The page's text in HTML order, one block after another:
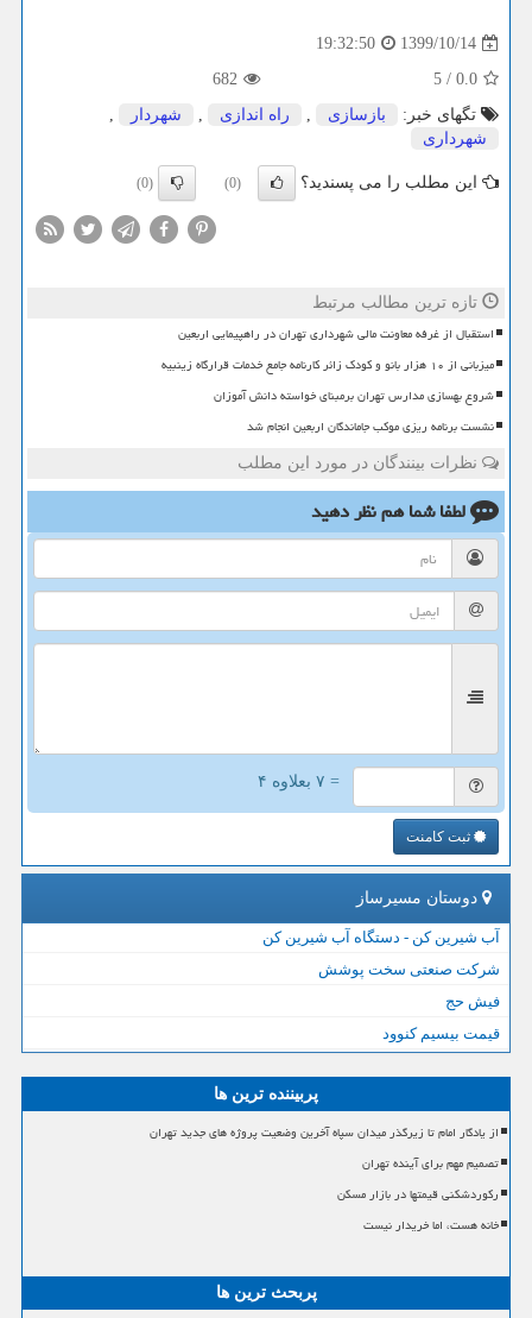
1399/10/14
19:32:50
0.0
/
5
682
تگهای خبر:
بازسازی , راه اندازی , شهردار
,
شهرداری
این مطلب را می پسندید؟ (0)
(0)
تازه ترین مطالب مرتبط
استقبال از غرفه معاونت مالی شهرداری تهران در راهپیمایی اربعین
میزبانی از ۱۰ هزار بانو و کودک زائر کارنامه جامع خدمات قرارگاه زینبیه
شروع بهسازی مدارس تهران برمبنای خواسته دانش آموزان
نشست برنامه ریزی موکب جاماندگان اربعین انجام شد
نظرات بینندگان در مورد این مطلب
لطفا شما همنظر دهید
= ۷ بعلاوه ۴
ثبت کامنت
دوستان مسیرساز
آب شیرین کن - دستگاه آب شیرین کن
شرکت صنعتی سخت پوشش
فیش حج
قیمت بیسیم کنوود
پربیننده ترین ها
از یادگار امام تا زیرگذر میدان سپاه آخرین وضعیت پروژه های جدید تهران
تصمیم مهم برای آینده تهران
رکوردشکنی قیمتها در بازار مسکن
خانه هست، اما خریدار نیست
پربحث ترین ها